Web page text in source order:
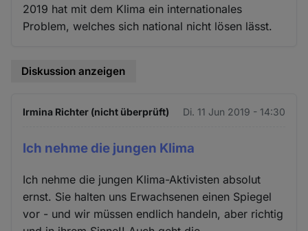
2019 hat mit dem Klima ein internationales
Problem, welches sich national nicht lösen lässt.
Diskussion anzeigen
Irmina Richter (nicht überprüft) Di. 11 Jun 2019 - 14:30
Ich nehme die jungen Klima
Ich nehme die jungen Klima-Aktivisten absolut
ernst. Sie halten uns Erwachsenen einen Spiegel
vor - und wir müssen endlich handeln, aber richtig